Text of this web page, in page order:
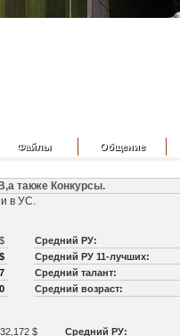
Файлы Общение
также Конкурсы.
в УС.
Средний РУ:
Средний РУ 11-лучших:
Средний талант:
Средний возраст:
$
Средний РУ: